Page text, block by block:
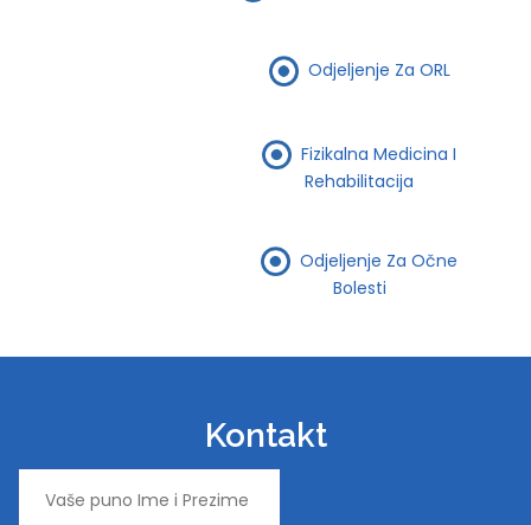
Odjeljenje Za ORL
Fizikalna Medicina I
Rehabilitacija
Odjeljenje Za Očne
Bolesti
Kontakt